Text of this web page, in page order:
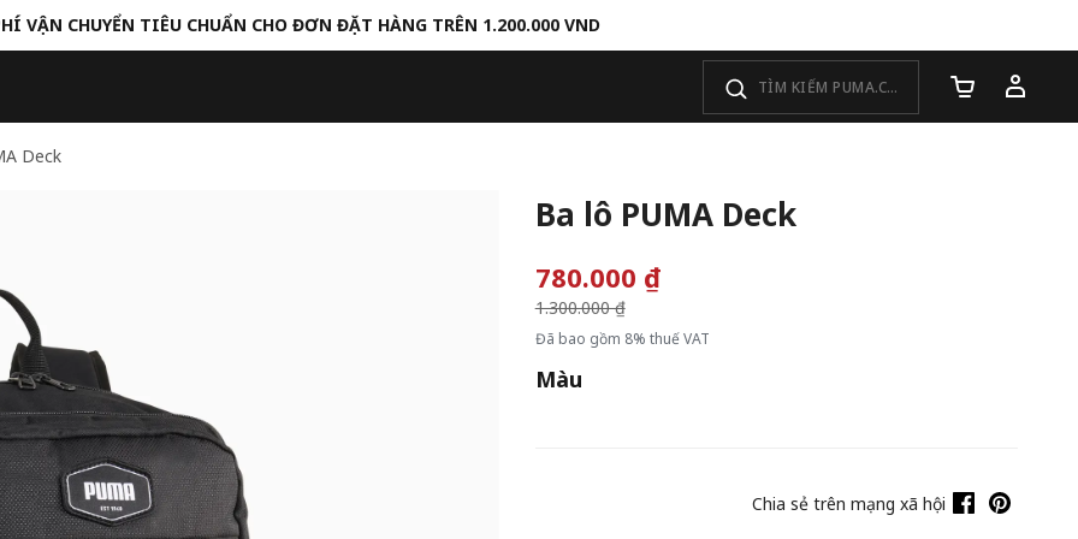
VẬN CHUYỂN TIÊU CHUẨN CHO ĐƠN ĐẶT HÀNG TRÊN 1.200.000 VND
Số lượng giỏ
Deck
Ba lô PUMA Deck
780.000 ₫Giá giảm từ
1.300.000 ₫
đến
Đã bao gồm 8% thuế VAT
Màu
Chia sẻ trên mạng xã hội